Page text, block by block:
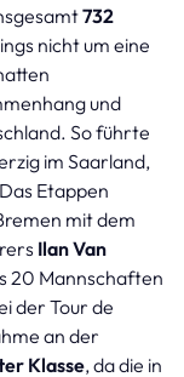
732
nicht um eine
und
So führte
im Saarland,
Etappen
mit dem
Ilan Van
20 Mannschaften
der Tour de
an der
Klasse, da die in